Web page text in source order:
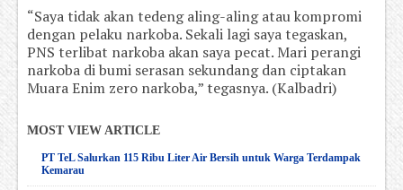
“Saya tidak akan tedeng aling-aling atau kompromi
dengan pelaku narkoba. Sekali lagi saya tegaskan,
PNS terlibat narkoba akan saya pecat. Mari perangi
narkoba di bumi serasan sekundang dan ciptakan
Muara Enim zero narkoba,” tegasnya. (Kalbadri)
MOST VIEW ARTICLE
PT TeL Salurkan 115 Ribu Liter Air Bersih untuk Warga Terdampak
Kemarau